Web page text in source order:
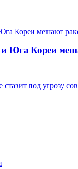
Юга Кореи
под угрозу